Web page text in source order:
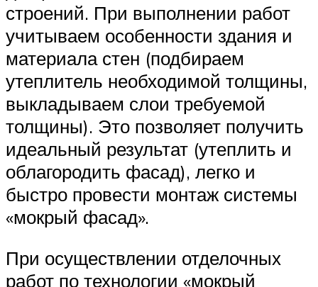
строений. При выполнении работ
учитываем особенности здания и
материала стен (подбираем
утеплитель необходимой толщины,
выкладываем слои требуемой
толщины). Это позволяет получить
идеальный результат (утеплить и
облагородить фасад), легко и
быстро провести монтаж системы
«мокрый фасад».
При осуществлении отделочных
работ по технологии «мокрый